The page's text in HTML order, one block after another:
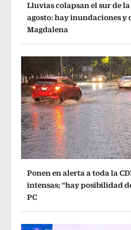
Lluvias colapsan el sur de la
agosto: hay inundaciones y
Magdalena
Ponen en alerta a toda la
intensas; “hay posibilidad
PC